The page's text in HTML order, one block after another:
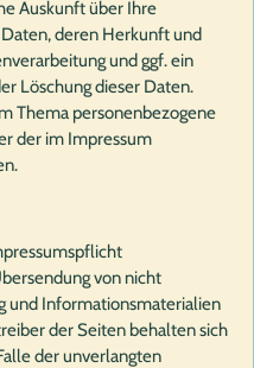
Auskunft über Ihre
deren Herkunft und
und ggf. ein
Löschung dieser Daten.
Thema personenbezogene
der im Impressum
von nicht
und Informationsmaterialien
der Seiten behalten sich
der unverlangten